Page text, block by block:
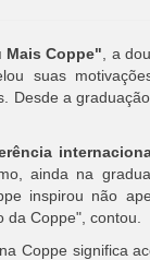
Mais Coppe" , a
suas
Desde a
ainda na
inspirou não
Coppe", contou.
Coppe significa